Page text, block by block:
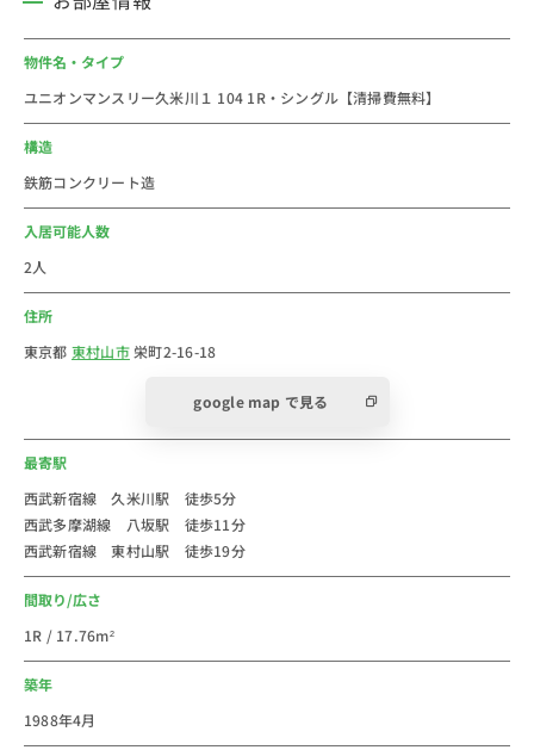
・ビッグ・エー(約290ｍ)
＜おススメコメント＞
東村山市は、東京都の多摩地域北部にある市です。小平
市、東久留米市、東大和市に隣接しています。2024年
は立川駅まで約31分、池袋駅まで約32分、新宿駅まで
ーミナルが整備されており、バスでの移動も便利です。
駅周辺は東村山市内でもにぎやかで、一人暮らしのおす
すめの治安の良いエリアです。市役所などの公共施設や
金融機関が集まっています。
西友久米川店や食品の店おおた 久米川店、スーパーあ
まいけ 久米川店、TAIRAYA 久米川八坂店などスーパー
が多く点在しています。また、「久米川中央銀座会(モ
ザーク通り)」や「久米川中央通り商店街(ウィング通
り)」、「久米川商店街」の3つの商店街があり、多くの
bistro らぐー、えびかずらなど地元で人気のお店があ
物件名・タイプ
ユニオンマンスリー久米川１ 104 1R・シングル【清掃費無料】
構造
鉄筋コンクリート造
入居可能人数
2人
住所
東京都 東村山市栄町2-16-18
google map で見る
最寄駅
西武新宿線 久米川駅 徒歩5分
西武多摩湖線 八坂駅 徒歩11分
西武新宿線 東村山駅 徒歩19分
間取り/広さ
1R / 17.76m²
築年
1988年4月